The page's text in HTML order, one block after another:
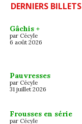
DERNIERS BILLETS
Gâchis +
par Cécyle
6 août 2026
Pauvresses
par Cécyle
31 juillet 2026
Frousses en série
par Cécyle